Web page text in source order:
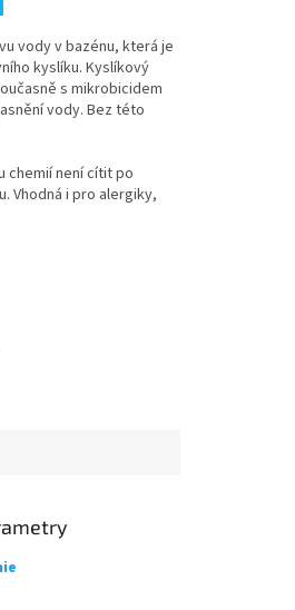
vody v bazénu, která je
kyslíku. Kyslíkový
s mikrobicidem
vody. Bez této
chemií není cítit po
Vhodná i pro alergiky,